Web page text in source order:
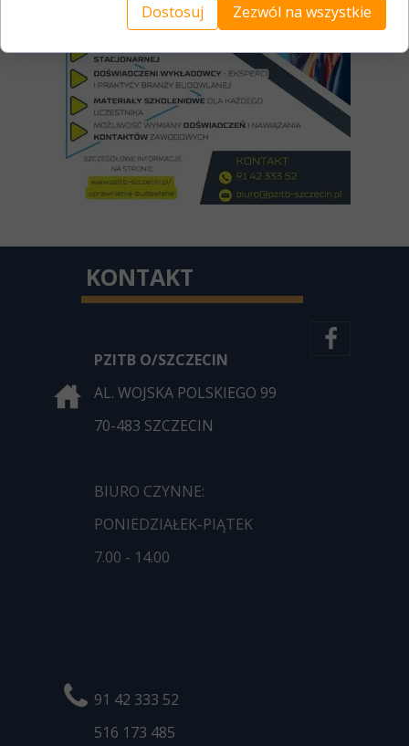
KONTAKT
PZITB O/SZCZECIN
AL. WOJSKA POLSKIEGO 99
70-483 SZCZECIN
BIURO CZYNNE:
PONIEDZIAŁEK-PIĄTEK
7.00 - 14.00
91 42 333 52
516 173 485
Dostosuj Zezwól na wszystkie